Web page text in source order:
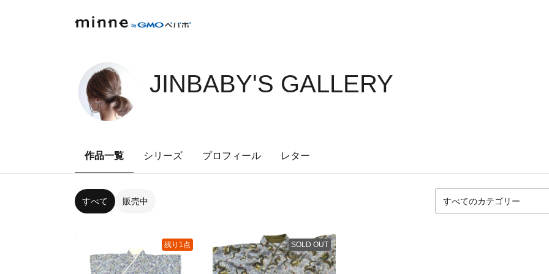
JINBABY'S GALLERY
作品一覧 シリーズ プロフィール レター
すべて 販売中
残り1点 SOLD OUT